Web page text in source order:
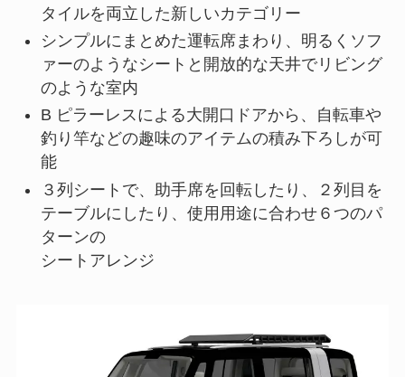
タイルを両⽴した新しいカテゴリー
シンプルにまとめた運転席まわり、明るくソフ
ァーのようなシートと開放的な天井でリビング
のような室内
B ピラーレスによる大開⼝ドアから、⾃転⾞や
釣り竿などの趣味のアイテムの積み下ろしが可
能
３列シートで、助手席を回転したり、２列目を
テーブルにしたり、使用用途に合わせ６つのパ
ターンの
シートアレンジ